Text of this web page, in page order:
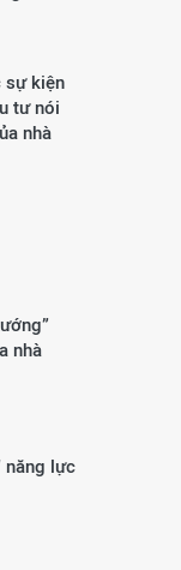
sự kiện
tư nói
nhà
nhà
năng lực